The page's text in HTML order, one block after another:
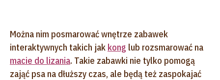
Można nim posmarować wnętrze zabawek
interaktywnych takich jak kong lub rozsmarować na
macie do lizania. Takie zabawki nie tylko pomogą
zająć psa na dłuższy czas, ale będą też zaspokajać